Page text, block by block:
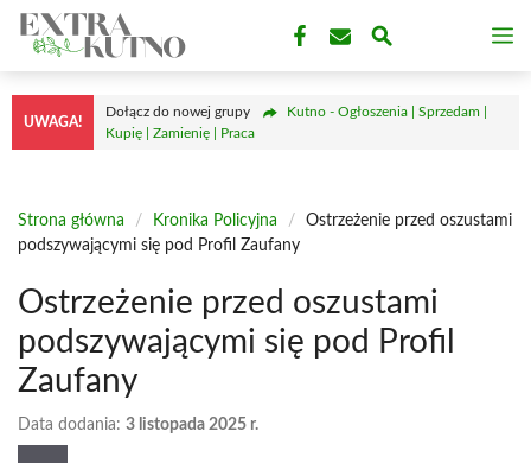
Przejdź
treści
UWAGA!
Dołącz do nowej grupy
Kutno - Ogłoszenia | Sprzedam |
Kupię | Zamienię | Praca
Strona główna / Kronika Policyjna /
Ostrzeżenie przed oszustami
podszywającymi się pod Profil Zaufany
Ostrzeżenie przed oszustami
podszywającymi się pod Profil
Zaufany
Data dodania: 3 listopada 2025 r.